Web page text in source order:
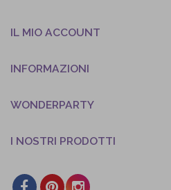
IL MIO ACCOUNT
INFORMAZIONI
WONDERPARTY
I NOSTRI PRODOTTI